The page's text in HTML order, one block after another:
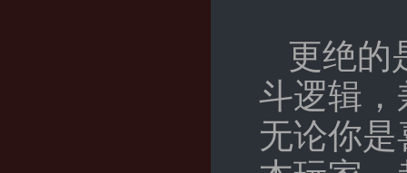
更绝的
斗逻辑
无论你